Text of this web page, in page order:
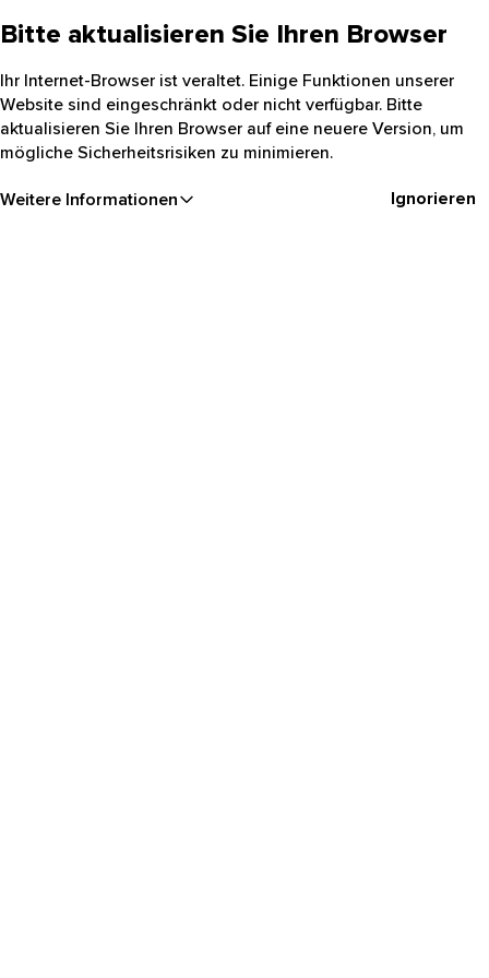
Bitte aktualisieren Sie Ihren Browser
Ihr Internet-Browser ist veraltet. Einige Funktionen unserer
Website sind eingeschränkt oder nicht verfügbar. Bitte
aktualisieren Sie Ihren Browser auf eine neuere Version, um
mögliche Sicherheitsrisiken zu minimieren.
Weitere Informationen Ignorieren